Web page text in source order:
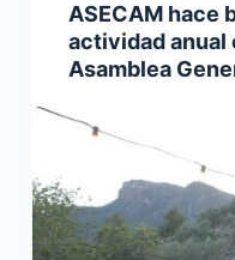
ASECAM hace
actividad anual
Asamblea